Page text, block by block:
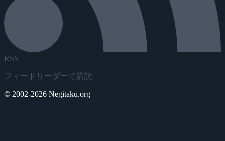
RSS
フィードリーダーで購読
© 2002-2026 Negitaku.org